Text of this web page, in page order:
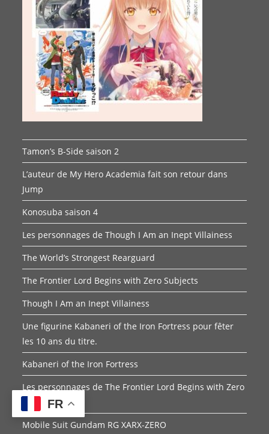
Tamon’s B-Side saison 2
L’auteur de My Hero Academia fait son retour dans
Jump
Konosuba saison 4
Les personnages de Though I Am an Inept Villainess
The World’s Strongest Rearguard
The Frontier Lord Begins with Zero Subjects
Though I Am an Inept Villainess
Une figurine Kabaneri of the Iron Fortress pour fêter
les 10 ans du titre.
Kabaneri of the Iron Fortress
Les personnages de The Frontier Lord Begins with Zero
Subjects
Mobile Suit Gundam RG XARX-ZERO
FR